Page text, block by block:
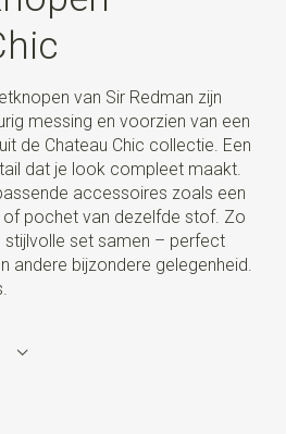
van Sir Redman zijn
messing en voorzien van een
de Chateau Chic collectie. Een
dat je look compleet maakt.
accessoires zoals een
pochet van dezelfde stof. Zo
set samen – perfect
andere bijzondere gelegenheid.